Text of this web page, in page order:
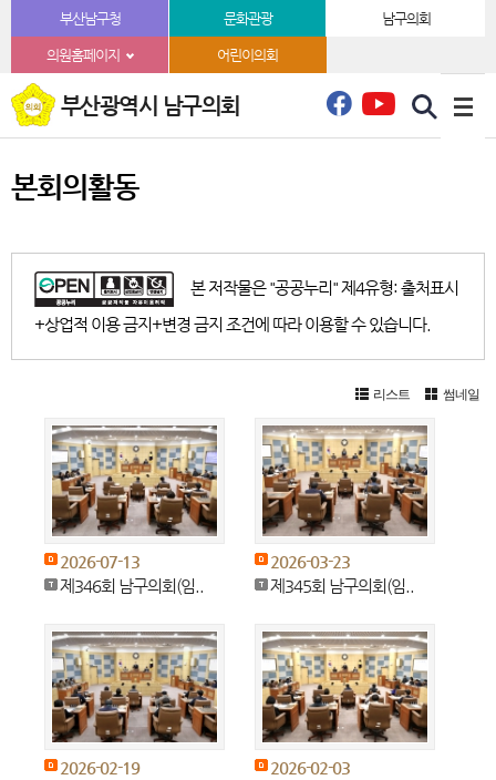
본문바로가기부산남구청 문화관광 남구의회
의원홈페이지 어린이의회
부산광역시 남구의회
본회의활동
본 저작물은 "공공누리" 제4유형: 출처표시
+상업적 이용 금지+변경 금지 조건에 따라 이용할 수 있습니다.
리스트 썸네일
2026-07-13
제346회 남구의회(임..
2026-03-23
제345회 남구의회(임..
2026-02-19
2026-02-03